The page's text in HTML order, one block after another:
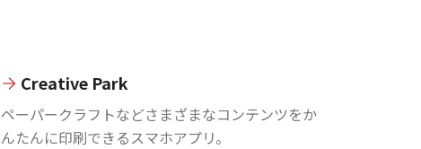
Creative Park
ペーパークラフトなどさまざまなコンテンツをか
んたんに印刷できるスマホアプリ。